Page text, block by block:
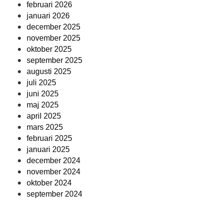
februari 2026
januari 2026
december 2025
november 2025
oktober 2025
september 2025
augusti 2025
juli 2025
juni 2025
maj 2025
april 2025
mars 2025
februari 2025
januari 2025
december 2024
november 2024
oktober 2024
september 2024